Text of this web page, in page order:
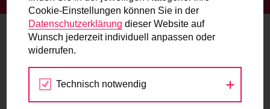
Mit dem Fahrrad in Wien unterwegs? Hier finden Sie die
beste Route.
Wunschbox
Sie haben ein Anliegen zum Radverkehr? Schreiben Sie
Baustart: Argentinierstraße wird zur
Fahrradstraße
15.11.2023
Cookie-Einstellungen können Sie in der
Datenschutzerklärung dieser Website auf
Wunsch jederzeit individuell anpassen oder
widerrufen.
Technisch notwendig